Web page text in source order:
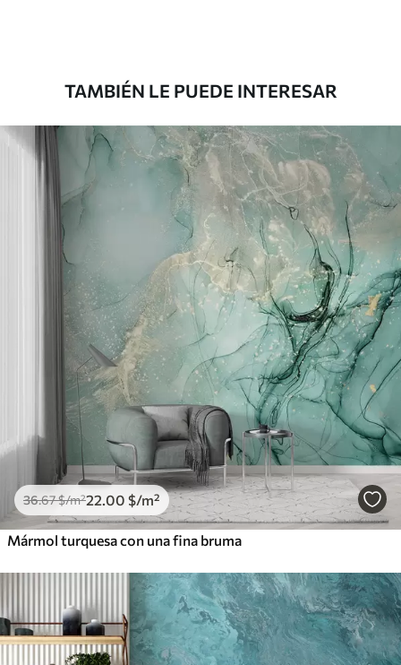
Vinilo Premium
48.3329.00$/m²
TAMBIÉN LE PUEDE INTERESAR
36.67$/m²22 .00 $/m²
Mármol turquesa con una fina bruma